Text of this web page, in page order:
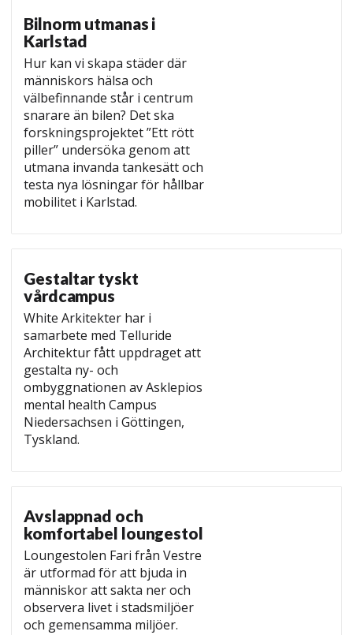
Bilnorm utmanas i
Karlstad
Hur kan vi skapa städer där
människors hälsa och
välbefinnande står i centrum
snarare än bilen? Det ska
forskningsprojektet ”Ett rött
piller” undersöka genom att
utmana invanda tankesätt och
testa nya lösningar för hållbar
mobilitet i Karlstad.
Gestaltar tyskt
vårdcampus
White Arkitekter har i
samarbete med Telluride
Architektur fått uppdraget att
gestalta ny- och
ombyggnationen av Asklepios
mental health Campus
Niedersachsen i Göttingen,
Tyskland.
Avslappnad och
komfortabel loungestol
Loungestolen Fari från Vestre
är utformad för att bjuda in
människor att sakta ner och
observera livet i stadsmiljöer
och gemensamma miljöer.